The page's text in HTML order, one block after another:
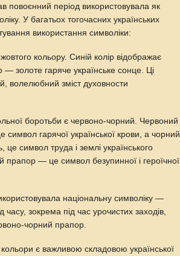
повоєнний період використовувала як
У багатьох тогочасних українських
використання символіки:
кольору. Синій колір відображає
— золоте гаряче українське сонце. Ці
волелюбний зміст духовности
боротьби є червоно-чорний. Червоний
символ гарячої української крови, а чорний
це символ труда і землі українського
— це символ безупинної і героїчної
національну символіку —
зокрема під час урочистих заходів,
чорний прапор.
є важливою складовою української